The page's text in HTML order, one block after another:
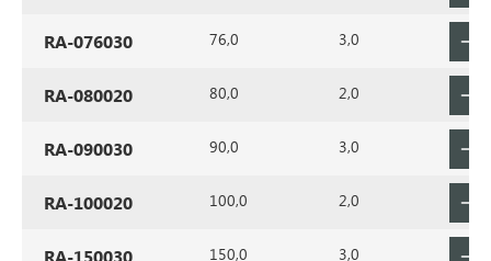
RA-076030 76,0 3,0
RA-080020 80,0 2,0
RA-090030 90,0 3,0
RA-100020 100,0 2,0
RA-150030 150,0 3,0